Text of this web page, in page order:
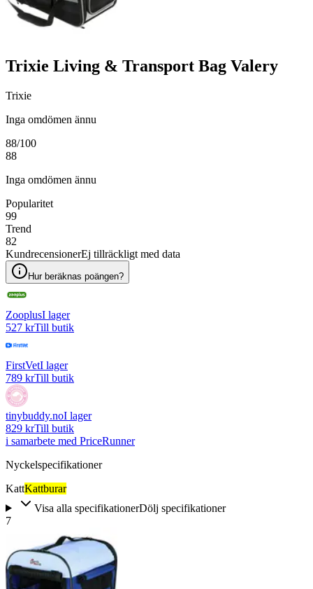
Trixie Living & Transport Bag Valery
Trixie
Inga omdömen ännu
88/100
88
Inga omdömen ännu
Popularitet
99
Trend
82
KundrecensionerEj tillräckligt med data
Hur beräknas poängen?
ZooplusI lager
527 krTill butik
FirstVetI lager
789 krTill butik
tinybuddy.noI lager
829 krTill butik
i samarbete med PriceRunner
Nyckelspecifikationer
KattKattburar
Visa alla specifikationerDölj specifikationer
7